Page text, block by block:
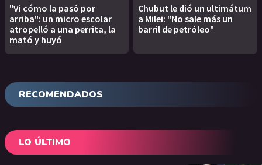
"Vi cómo la pasó por
arriba": un micro escolar
atropelló a una perrita, la
mató y huyó
Chubut le dió un ultimátum
a Milei: "No sale más un
barril de petróleo"
RECOMENDADOS
LO ÚLTIMO